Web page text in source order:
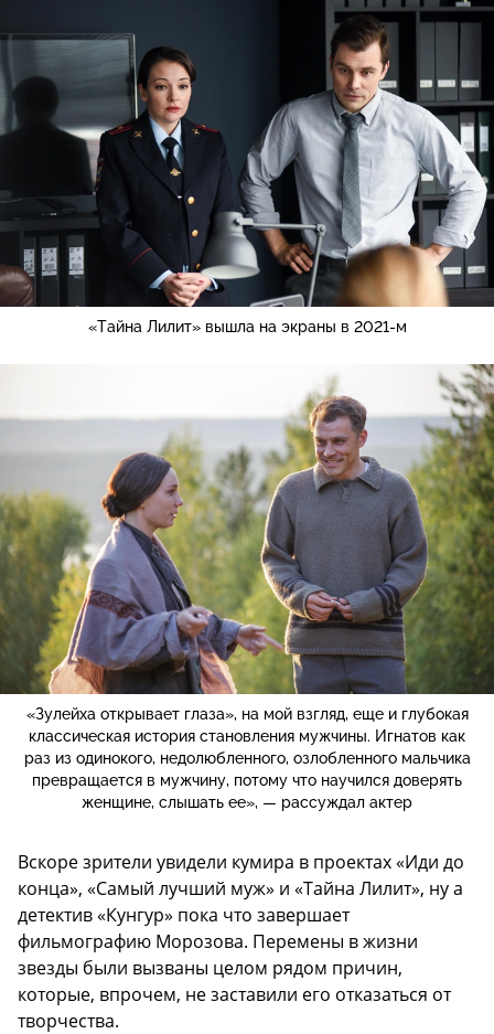
«Тайна Лилит» вышла на экраны в 2021-м
«Зулейха открывает глаза», на мой взгляд, еще и глубокая
классическая история становления мужчины. Игнатов как
раз из одинокого, недолюбленного, озлобленного мальчика
превращается в мужчину, потому что научился доверять
женщине, слышать ее», — рассуждал актер
Вскоре зрители увидели кумира в проектах «Иди до
конца», «Самый лучший муж» и «Тайна Лилит», ну а
детектив «Кунгур» пока что завершает
фильмографию Морозова. Перемены в жизни
звезды были вызваны целом рядом причин,
которые, впрочем, не заставили его отказаться от
творчества.